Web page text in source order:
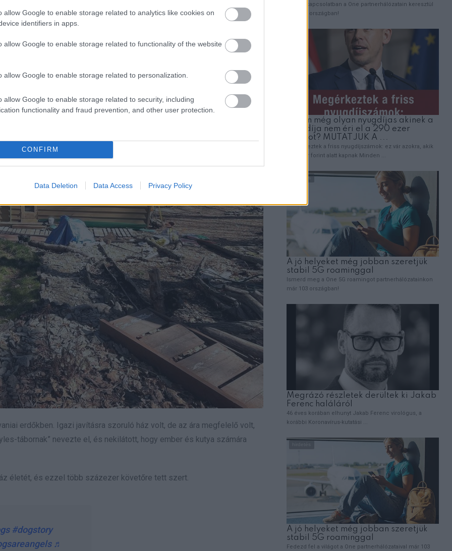
allow Google to enable storage related to analytics like cookies on
identifiers in apps.
allow Google to enable storage related to functionality of the website
allow Google to enable storage related to personalization.
allow Google to enable storage related to security, including
functionality and fraud prevention, and other user protection.
CONFIRM
Data Deletion Data Access Privacy Policy
erdőkben. Igazi javításra szoruló ház volt, de az ára megfelelő volt,
tábornak” nevezte el, és nekilátott, hogy ember és kutya számára
életét, és ezzel több százezer követőre tett szert.
#dogstory
♬